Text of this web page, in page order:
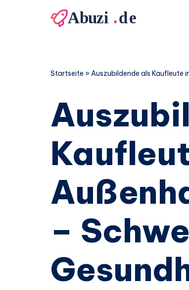
Startseite »Auszubildende als Kaufleute
–